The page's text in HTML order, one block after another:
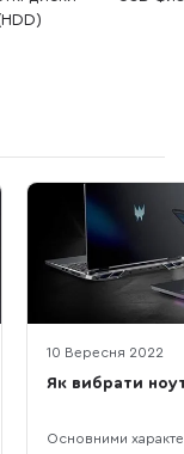
10 Вересня 2022
Як вибрати
Основними